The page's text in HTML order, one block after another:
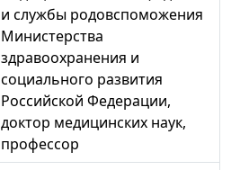
и службы родовспоможения
Министерства
здравоохранения и
социального развития
Российской Федерации,
доктор медицинских наук,
профессор